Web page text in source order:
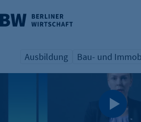
überspringen
Übersicht Schlagwort
Ausbildung
Übersicht
Bau- und